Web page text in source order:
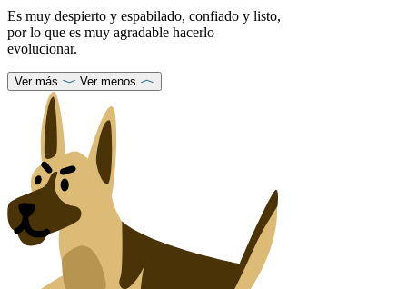
Es muy despierto y espabilado, confiado y listo,
por lo que es muy agradable hacerlo
evolucionar.
Ver más Ver menos